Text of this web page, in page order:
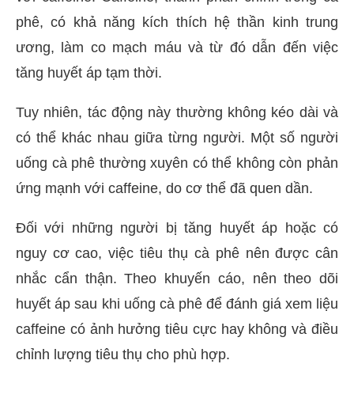
phê, có khả năng kích thích hệ thần kinh trung
ương, làm co mạch máu và từ đó dẫn đến việc
tăng huyết áp tạm thời.
Tuy nhiên, tác động này thường không kéo dài và
có thể khác nhau giữa từng người. Một số người
uống cà phê thường xuyên có thể không còn phản
ứng mạnh với caffeine, do cơ thể đã quen dần.
Đối với những người bị tăng huyết áp hoặc có
nguy cơ cao, việc tiêu thụ cà phê nên được cân
nhắc cẩn thận. Theo khuyến cáo, nên theo dõi
huyết áp sau khi uống cà phê để đánh giá xem liệu
caffeine có ảnh hưởng tiêu cực hay không và điều
chỉnh lượng tiêu thụ cho phù hợp.